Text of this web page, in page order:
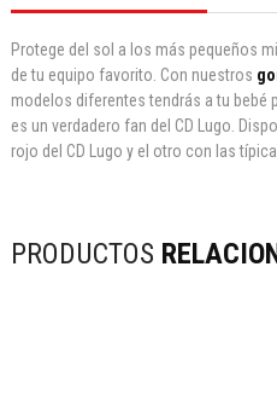
Protege del sol a los más pequeños
de tu equipo favorito. Con nuestros
modelos diferentes tendrás a tu bebé
es un verdadero fan del CD Lugo.
rojo del CD Lugo y el otro con las
PRODUCTOS